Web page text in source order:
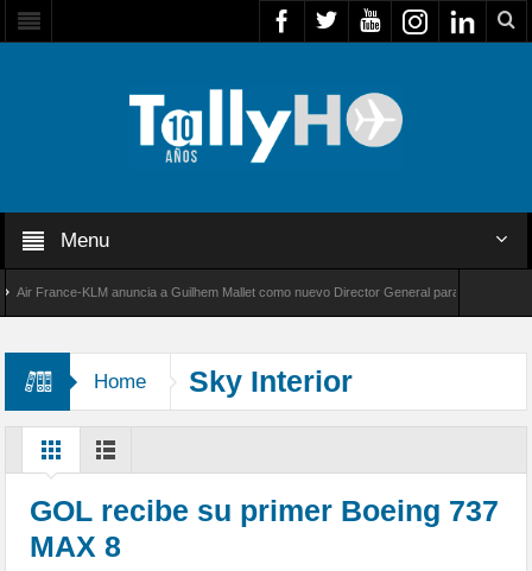
Menu
France-KLM anuncia a Guilhem Mallet como nuevo Director General para América Latina
Home Sky Interior
GOL recibe su primer Boeing 737
MAX 8